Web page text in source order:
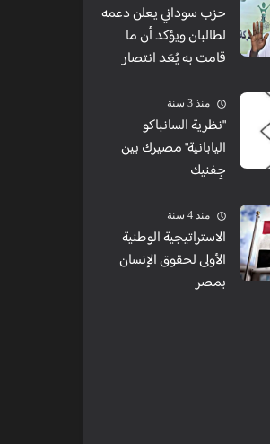
حزب سوداني يعلن دعمه
لطالبان ويؤكد أن ما
قامت به يُعَد انتصار
منذ 3 سنة
"نظرية السانباكو
اليابانية" مصيرك بين
جِفنيك
منذ 4 سنة
الاستراتيجية الوطنية
الأولى لحقوق الإنسان
بمصر